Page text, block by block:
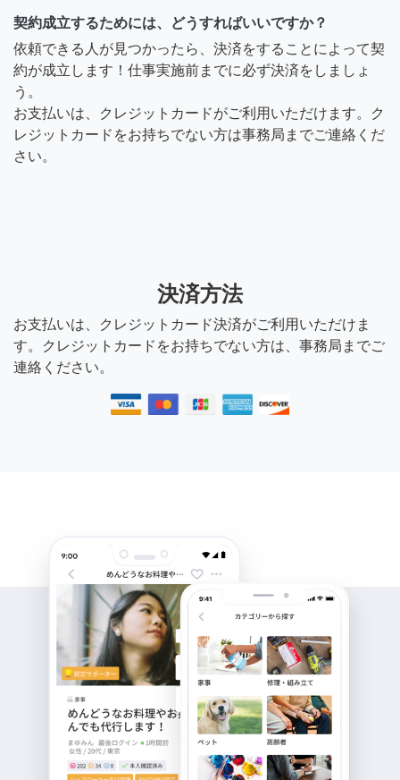
契約成立するためには、どうすればいいですか？
依頼できる人が見つかったら、決済をすることによって契
約が成立します！仕事実施前までに必ず決済をしましょ
う。
お支払いは、クレジットカードがご利用いただけます。ク
レジットカードをお持ちでない方は事務局までご連絡くだ
さい。
決済方法
お支払いは、クレジットカード決済がご利用いただけま
す。クレジットカードをお持ちでない方は、事務局までご
連絡ください。